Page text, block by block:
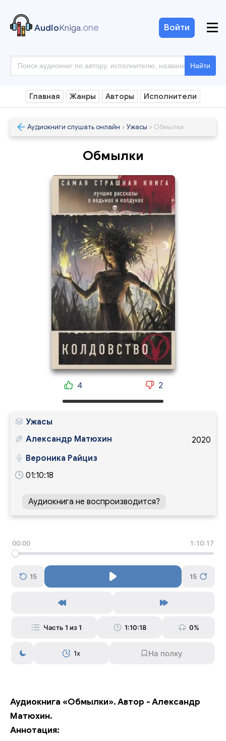
AudioKniga.one
Найти
Войти
Главная Жанры Авторы Исполнители
Аудиокниги слушать онлайн » Ужасы » Обмылки
Обмылки
4 2
Ужасы
2020
Александр Матюхин
Вероника Райциз
01:10:18
Аудиокнига не воспроизводится?
00:00 1:10:17
15 15
Часть 1 из 1 1:10:18 0%
1x
Аудиокнига «Обмылки». Автор - Александр
Матюхин.
Аннотация: